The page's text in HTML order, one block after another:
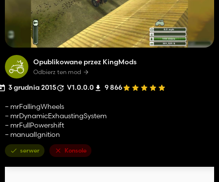
Opublikowane przez KingMods
Odbierz ten mod
3 grudnia 2015 V1.0.0.0 9 866
– mrFallingWheels
– mrDynamicExhaustingSystem
– mrFullPowershift
– manualIgnition
serwer Konsole